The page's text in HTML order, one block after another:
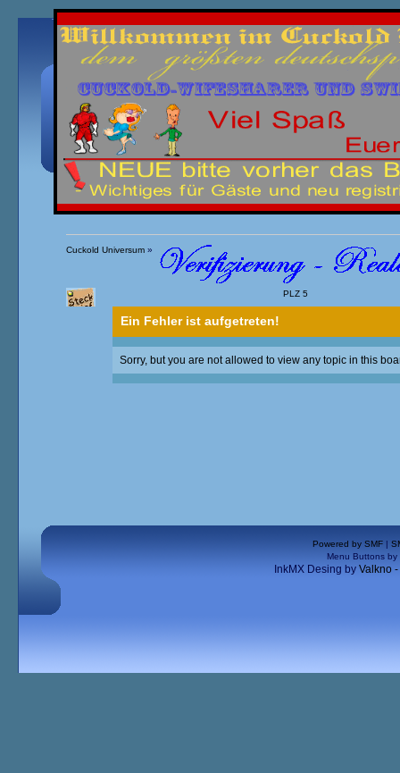
Übersicht Kalender Einloggen Registrieren
Cuckold Universum»
PLZ 5
Ein Fehler ist aufgetreten!
Sorry, but you are not allowed to view any topic in this
Powered by SMF |
Menu Buttons by
InkMX Desing by Valkno